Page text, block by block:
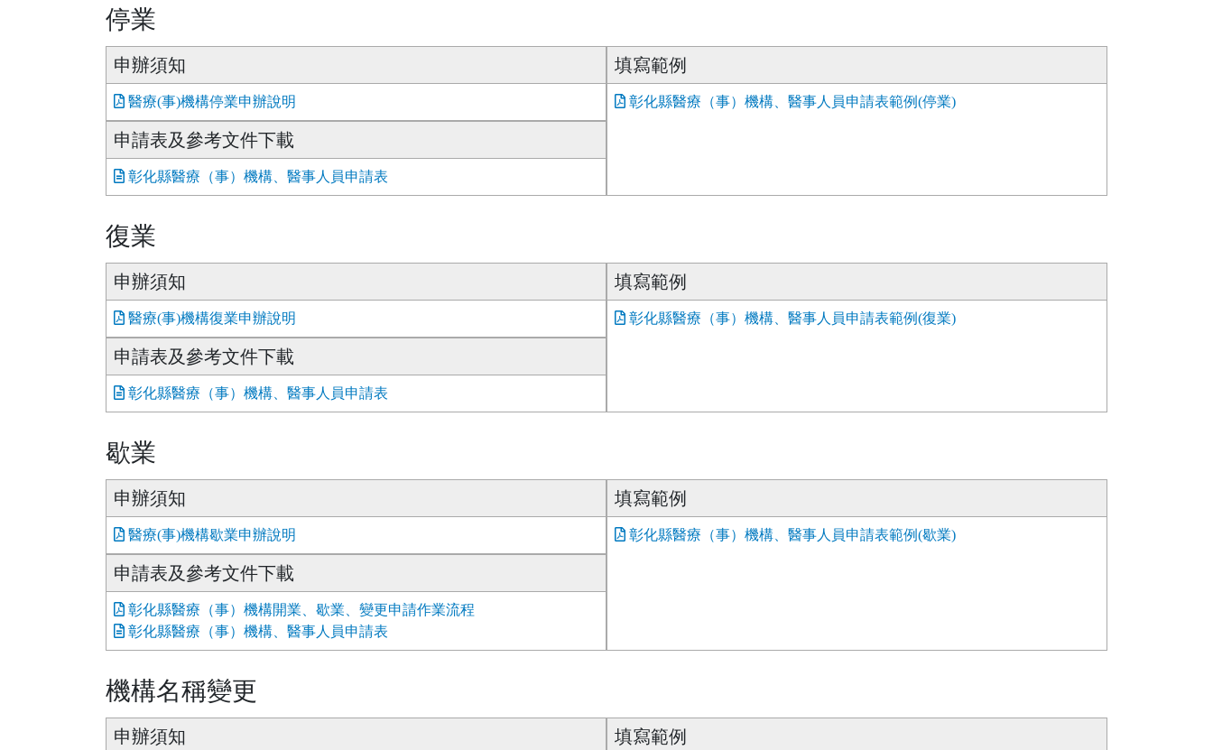
停業
申辦須知
醫療(事)機構停業申辦說明
申請表及參考文件下載
彰化縣醫療（事）機構、醫事人員申請表
填寫範例
彰化縣醫療（事）機構、醫事人員申請表範例(停業)
復業
申辦須知
醫療(事)機構復業申辦說明
申請表及參考文件下載
彰化縣醫療（事）機構、醫事人員申請表
填寫範例
彰化縣醫療（事）機構、醫事人員申請表範例(復業)
歇業
申辦須知
醫療(事)機構歇業申辦說明
申請表及參考文件下載
彰化縣醫療（事）機構開業、歇業、變更申請作業流程
彰化縣醫療（事）機構、醫事人員申請表
填寫範例
彰化縣醫療（事）機構、醫事人員申請表範例(歇業)
機構名稱變更
申辦須知 填寫範例